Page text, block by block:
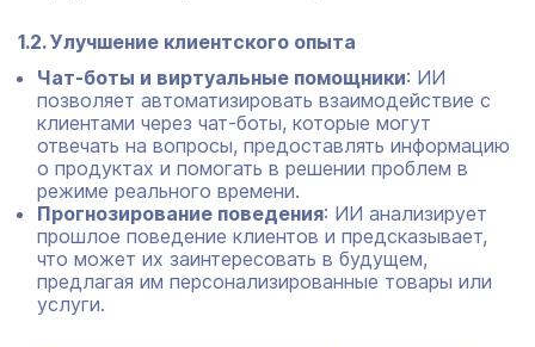
1.2. Улучшение клиентского опыта
Чат-боты и виртуальные помощники: ИИ
позволяет автоматизировать взаимодействие с
клиентами через чат-боты, которые могут
отвечать на вопросы, предоставлять информацию
о продуктах и помогать в решении проблем в
режиме реального времени.
Прогнозирование поведения: ИИ анализирует
прошлое поведение клиентов и предсказывает,
что может их заинтересовать в будущем,
предлагая им персонализированные товары или
услуги.